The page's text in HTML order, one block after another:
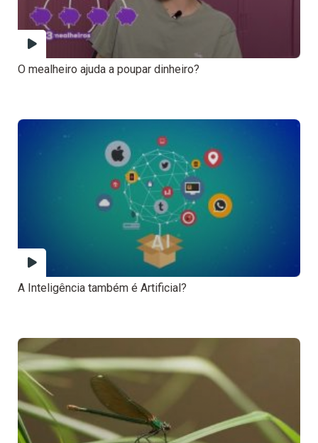
O mealheiro ajuda a poupar dinheiro?
A Inteligência também é Artificial?